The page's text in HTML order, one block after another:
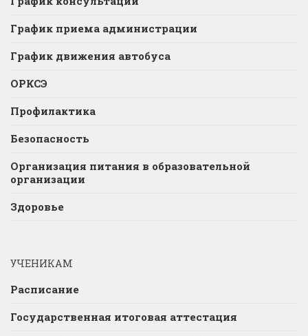
График приема администрации
График движения автобуса
ОРКСЭ
Профилактика
Безопасность
Организация питания в образовательной
организации
Здоровье
УЧЕНИКАМ
Расписание
Государственная итоговая аттестация